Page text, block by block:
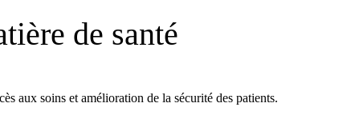
de santé
aux soins et amélioration de la sécurité des patients.